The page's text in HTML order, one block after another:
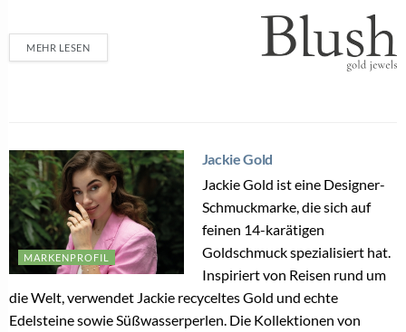
MEHR LESEN
MARKENPROFIL
Jackie Gold
Jackie Gold ist eine Designer-
Schmuckmarke, die sich auf
feinen 14-karätigen
Goldschmuck spezialisiert hat.
Inspiriert von Reisen rund um
die Welt, verwendet Jackie recyceltes Gold und echte
Edelsteine sowie Süßwasserperlen. Die Kollektionen von